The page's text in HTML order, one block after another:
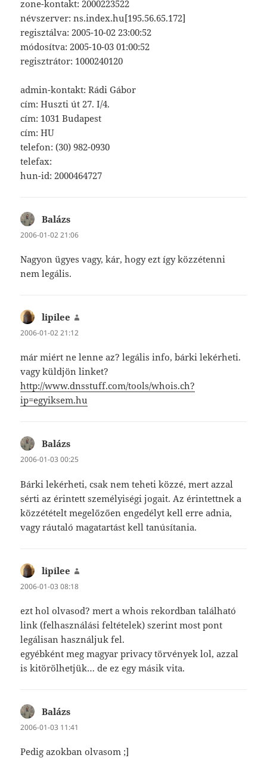
zone-kontakt: 2000223522
névszerver: ns.index.hu[195.56.65.172]
regisztálva: 2005-10-02 23:00:52
módosítva: 2005-10-03 01:00:52
regisztrátor: 1000240120
admin-kontakt: Rádi Gábor
cím: Huszti út 27. I/4.
cím: 1031 Budapest
cím: HU
telefon: (30) 982-0930
telefax:
hun-id: 2000464727
Balázs
2006-01-02 21:06
Nagyon ügyes vagy, kár, hogy ezt így közzétenni
nem legális.
lipilee
2006-01-02 21:12
már miért ne lenne az? legális info, bárki lekérheti.
vagy küldjön linket?
http://www.dnsstuff.com/tools/whois.ch?
ip=egyiksem.hu
Balázs
2006-01-03 00:25
Bárki lekérheti, csak nem teheti közzé, mert azzal
sérti az érintett személyiségi jogait. Az érintettnek a
közzétételt megelőzően engedélyt kell erre adnia,
vagy ráutaló magatartást kell tanúsítania.
lipilee
2006-01-03 08:18
ezt hol olvasod? mert a whois rekordban található
link (felhasználási feltételek) szerint most pont
legálisan használjuk fel.
egyébként meg magyar privacy törvények lol, azzal
is kitörölhetjük… de ez egy másik vita.
Balázs
2006-01-03 11:41
Pedig azokban olvasom ;]